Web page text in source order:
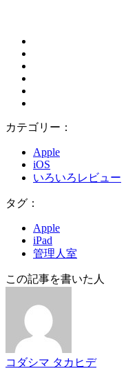
カテゴリー：
Apple
iOS
いろいろレビュー
タグ：
Apple
iPad
管理人室
この記事を書いた人
コダシマ タカヒデ